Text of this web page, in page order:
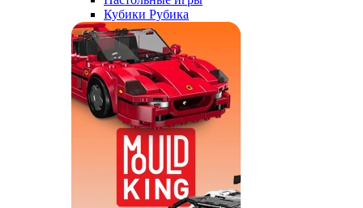
Кубики Рубика